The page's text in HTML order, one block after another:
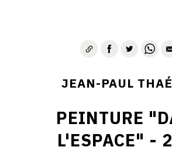
JEAN-PAUL
PEINTURE
L'ESPACE" -